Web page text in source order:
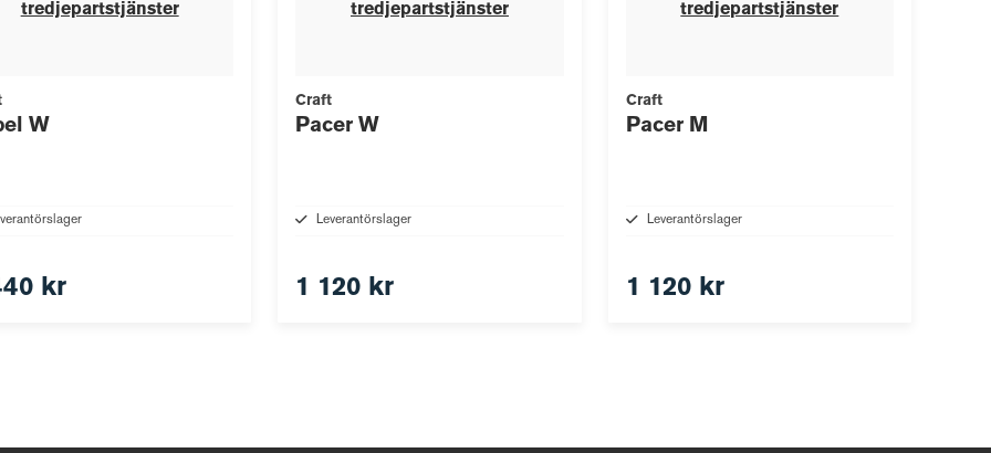
tredjepartstjänster
W
kr
tredjepartstjänster
Craft
Pacer W
Leverantörslager
1 120 kr
tredjepartstjänster
Craft
Pacer M
Leverantörslager
1 120 kr